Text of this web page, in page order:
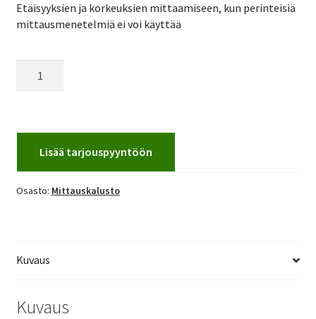
Etäisyyksien ja korkeuksien mittaamiseen, kun perinteisiä
mittausmenetelmiä ei voi käyttää
Hilti
määräLisää tarjouspyyntöön
Osasto: Mittauskalusto
Kuvaus
Kuvaus